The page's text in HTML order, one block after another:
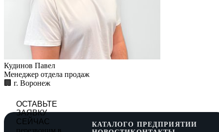
Кудинов Павел
Менеджер отдела продаж
🏢︎ г. Воронеж
ОСТАВЬТЕ
ЗАЯВКУ
СЕЙЧАС
перезвоним в
КАТАЛОГО ПРЕДПРИЯТИИ